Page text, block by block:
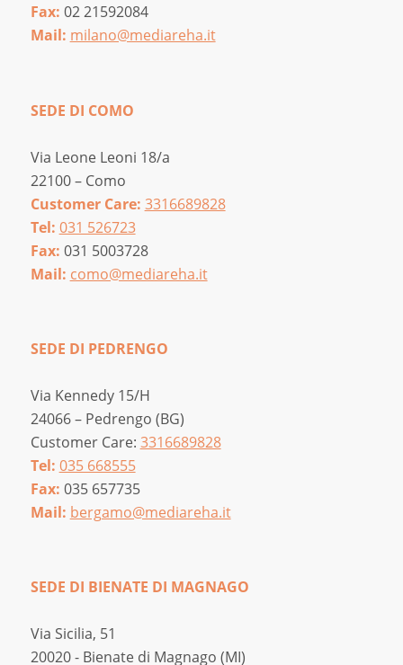
Fax: 02 21592084
Mail: milano@mediareha.it
SEDE DI COMO
Via Leone Leoni 18/a
22100 – Como
Customer Care: 3316689828
Tel: 031 526723
Fax: 031 5003728
Mail: como@mediareha.it
SEDE DI PEDRENGO
Via Kennedy 15/H
24066 – Pedrengo (BG)
Customer Care: 3316689828
Tel: 035 668555
Fax: 035 657735
Mail: bergamo@mediareha.it
SEDE DI BIENATE DI MAGNAGO
Via Sicilia, 51
20020 - Bienate di Magnago (MI)